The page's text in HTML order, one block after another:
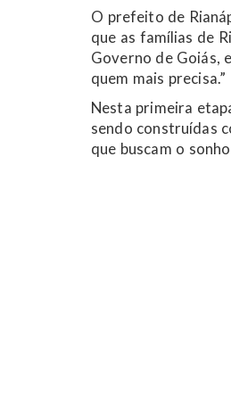
O prefeito de
que as famílias de
Governo de Goiás,
quem mais precisa.”
Nesta primeira
sendo construídas
que buscam o